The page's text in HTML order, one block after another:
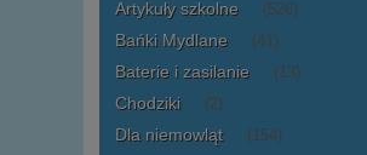
Artykuły szkolne (526)
Bańki Mydlane (41)
Baterie i zasilanie (13)
Chodziki (2)
Dla niemowląt (154)